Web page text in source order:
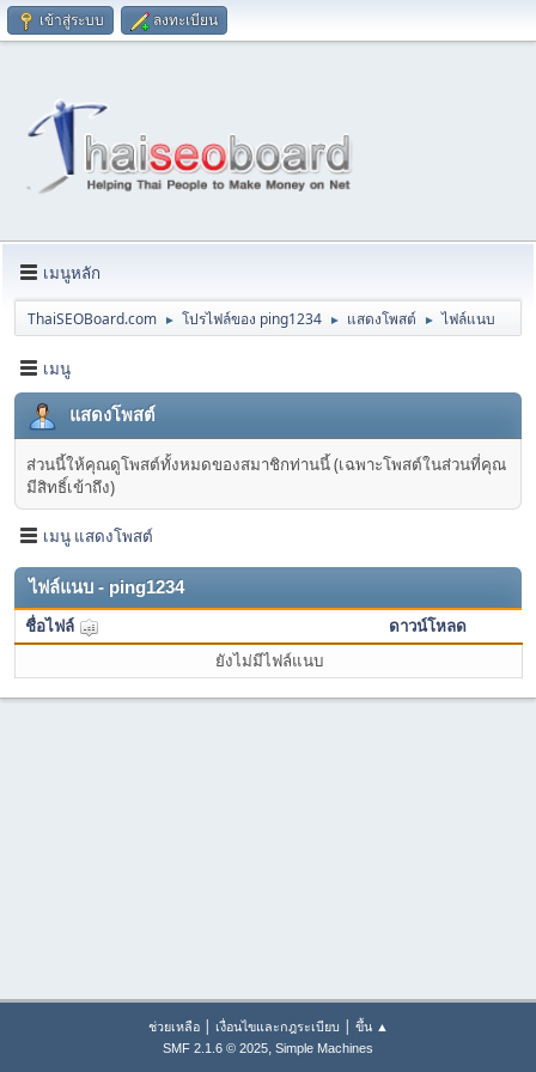
เข้าสู่ระบบ ลงทะเบียน
เมนูหลัก
ThaiSEOBoard.com ► โปรไฟล์ของ ping1234 ► แสดงโพสต์ ► ไฟล์แนบ
เมนู
แสดงโพสต์
ส่วนนี้ให้คุณดูโพสต์ทั้งหมดของสมาชิกท่านนี้ (เฉพาะโพสต์ในส่วนที่คุณ
มีสิทธิ์เข้าถึง)
เมนู แสดงโพสต์
ไฟล์แนบ - ping1234
ชื่อไฟล์
ดาวน์โหลด
ยังไม่มีไฟล์แนบ
ช่วยเหลือ| เงื่อนไขและกฎระเบียบ | ขึ้น ▲
SMF 2.1.6 © 2025, Simple Machines